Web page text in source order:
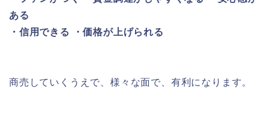
ある
・信用できる ・価格が上げられる
商売していくうえで、様々な面で、有利になります。